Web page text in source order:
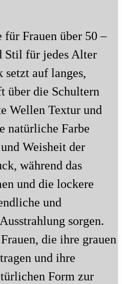
setzt auf langes,
über die Schultern
Wellen Textur und
natürliche Farbe
Weisheit der
während das
und die lockere
und
sorgen.
die ihre grauen
und ihre
Form zur